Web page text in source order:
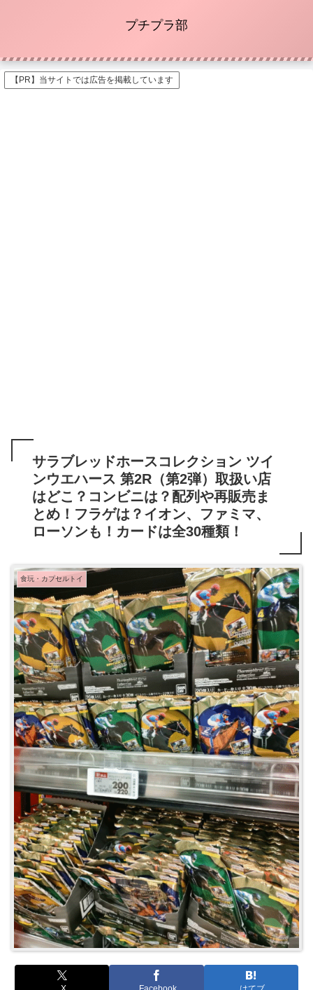
プチプラ部
【PR】当サイトでは広告を掲載しています
サラブレッドホースコレクション ツイ
ンウエハース 第2R（第2弾）取扱い店
はどこ？コンビニは？配列や再販売ま
とめ！フラゲは？イオン、ファミマ、
ローソンも！カードは全30種類！
食玩・カプセルトイ